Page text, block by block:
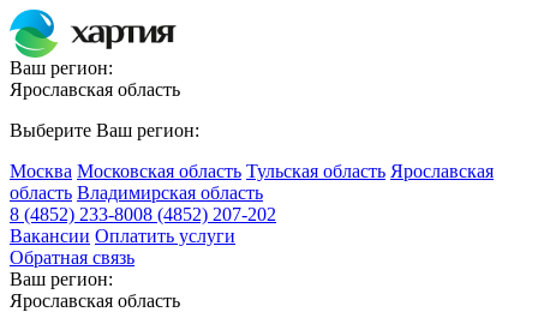
Ваш регион:
Ярославская область
Выберите Ваш регион:
Москва Московская область Тульская область Ярославская
область Владимирская область
8 (4852) 233-8008 (4852) 207-202
Вакансии Оплатить услуги
Обратная связь
Ваш регион:
Ярославская область